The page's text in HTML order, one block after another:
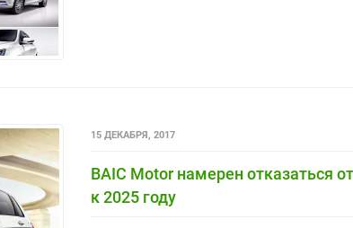
15 ДЕКАБРЯ, 2017
BAIC Motor намерен отказаться
к 2025 году